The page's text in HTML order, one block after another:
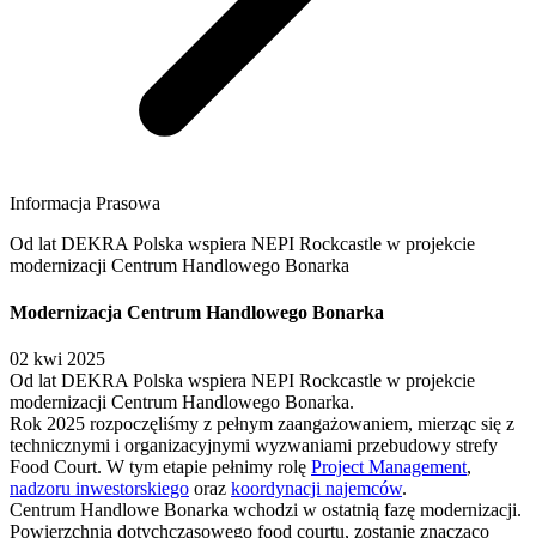
Informacja Prasowa
Od lat DEKRA Polska wspiera NEPI Rockcastle w projekcie
modernizacji Centrum Handlowego Bonarka
Modernizacja Centrum Handlowego Bonarka
02 kwi 2025
Od lat DEKRA Polska wspiera NEPI Rockcastle w projekcie
modernizacji Centrum Handlowego Bonarka.
Rok 2025 rozpoczęliśmy z pełnym zaangażowaniem, mierząc się z
technicznymi i organizacyjnymi wyzwaniami przebudowy strefy
Food Court. W tym etapie pełnimy rolę Project Management,
nadzoru inwestorskiego oraz koordynacji najemców.
Centrum Handlowe Bonarka wchodzi w ostatnią fazę modernizacji.
Powierzchnia dotychczasowego food courtu, zostanie znacząco